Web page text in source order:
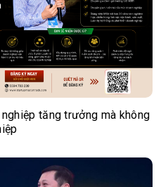
tăng trưởng mà không